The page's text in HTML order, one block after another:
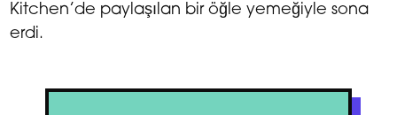
Kitchen’de paylaşılan bir öğle yemeğiyle sona
erdi.